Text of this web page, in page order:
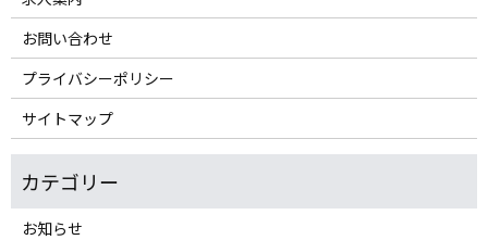
お問い合わせ
プライバシーポリシー
サイトマップ
お知らせ